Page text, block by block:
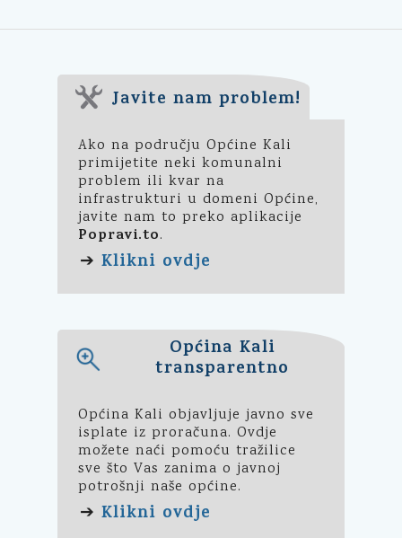
Javite nam problem!
Ako na području Općine Kali
primijetite neki komunalni
problem ili kvar na
infrastrukturi u domeni Općine,
javite nam to preko aplikacije
Popravi.to.
➔ Klikni ovdje
Općina Kali
transparentno
Općina Kali objavljuje javno sve
isplate iz proračuna. Ovdje
možete naći pomoću tražilice
sve što Vas zanima o javnoj
potrošnji naše općine.
➔ Klikni ovdje